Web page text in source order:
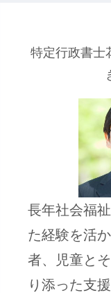
特定行政書士
長年社会福
た経験を活
者、児童と
り添った支